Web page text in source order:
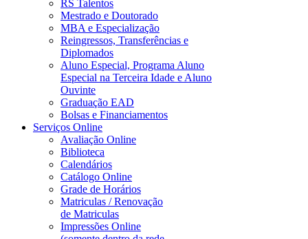
RS Talentos
Mestrado e Doutorado
MBA e Especialização
Reingressos, Transferências e
Diplomados
Aluno Especial, Programa Aluno
Especial na Terceira Idade e Aluno
Ouvinte
Graduação EAD
Bolsas e Financiamentos
Serviços Online
Avaliação Online
Biblioteca
Calendários
Catálogo Online
Grade de Horários
Matriculas / Renovação
de Matriculas
Impressões Online